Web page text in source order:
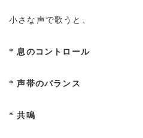
小さな声で歌うと、
* 息のコントロール
* 声帯のバランス
* 共鳴